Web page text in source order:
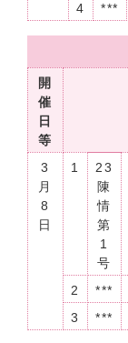
4
***
開
催
日
等
3
月
8
日
1
23
陳
情
第
1
号
2 ***
3
***